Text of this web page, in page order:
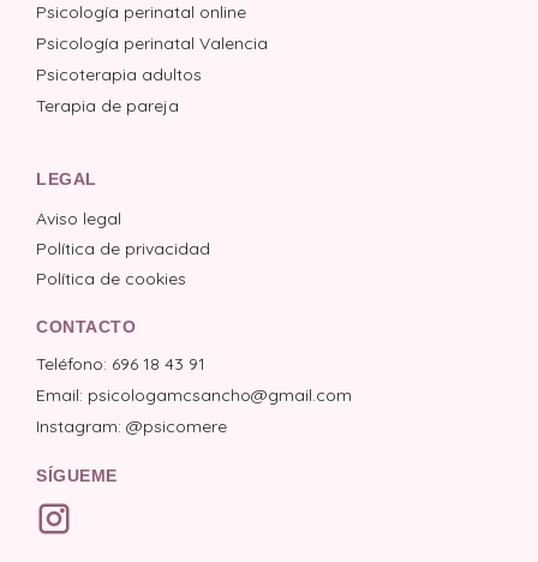
Psicología perinatal online
Psicología perinatal Valencia
Psicoterapia adultos
Terapia de pareja
LEGAL
Aviso legal
Política de privacidad
Política de cookies
CONTACTO
Teléfono: 696 18 43 91
Email: psicologamcsancho@gmail.com
Instagram: @psicomere
SÍGUEME